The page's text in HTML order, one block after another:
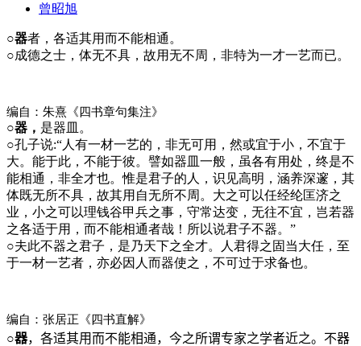
曾昭旭
○器者，各适其用而不能相通。
○成德之士，体无不具，故用无不周，非特为一才一艺而已。
编自：朱熹《四书章句集注》
○器， 是器皿。
○孔子说:“人有一材一艺的，非无可用，然或宜于小，不宜于
大。能于此，不能于彼。譬如器皿一般，虽各有用处，终是不
能相通，非全才也。惟是君子的人，识见高明，涵养深邃，其
体既无所不具，故其用自无所不周。大之可以任经纶匡济之
业，小之可以理钱谷甲兵之事，守常达变，无往不宜，岂若器
之各适于用，而不能相通者哉！所以说君子不器。”
○夫此不器之君子，是乃天下之全才。人君得之固当大任，至
于一材一艺者，亦必因人而器使之，不可过于求备也。
编自：张居正《四书直解》
○器，各适其用而不能相通，今之所谓专家之学者近之。不器